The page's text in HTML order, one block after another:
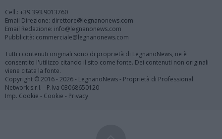
Cell.: +39.393.9013760
Email Direzione: direttore@legnanonews.com
Email Redazione: info@legnanonews.com
Pubblicità: commerciale@legnanonews.com
Tutti i contenuti originali sono di proprietà di LegnanoNews, ne è
consentito l'utilizzo citando il sito come fonte. Dei contenuti non originali
viene citata la fonte.
Copyright © 2016 - 2026 - LegnanoNews - Proprietà di Professional
Network s.r.l. - P.Iva 03068650120
Imp. Cookie - Cookie - Privacy